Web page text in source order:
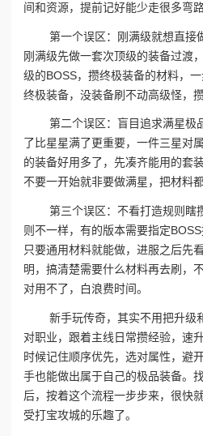
间和资源，提前记好能少走很多弯路
第一个误区：刚满级就想直接
刚满级先做一套次顶级的装备过渡
级的BOSS，攒终极装备的材料，
终极装备，没装备刷不动高级怪，
第二个误区：盲目追求满星极
了比星星满了更重要，一件三星对
的装备好用多了，先凑齐能用的套
不要一开始就非要做满星，把材料
第三个误区：不看打造规则瞎
则不一样，有的版本需要指定
只要通用材料就能做，进服之后先
明，搞清楚需要什么材料再去刷，
对用不了，白浪费时间。
新手玩传奇，其实不用把升级
对职业，跟着主线日常攒经验，速
时候记住顺序优先，选对属性，避
手也能做出属于自己的极品装备。
后，按着这个流程一步步来，很快
受打宝攻城的乐趣了。